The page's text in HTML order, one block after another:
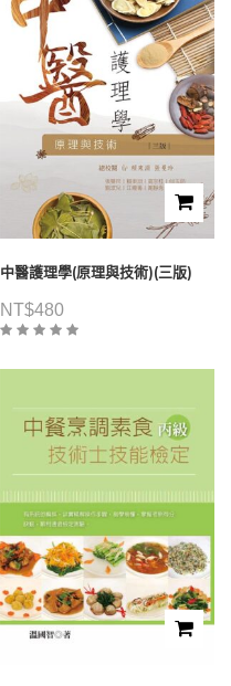
中醫護理學(原理與技術)(三版)
NT$480